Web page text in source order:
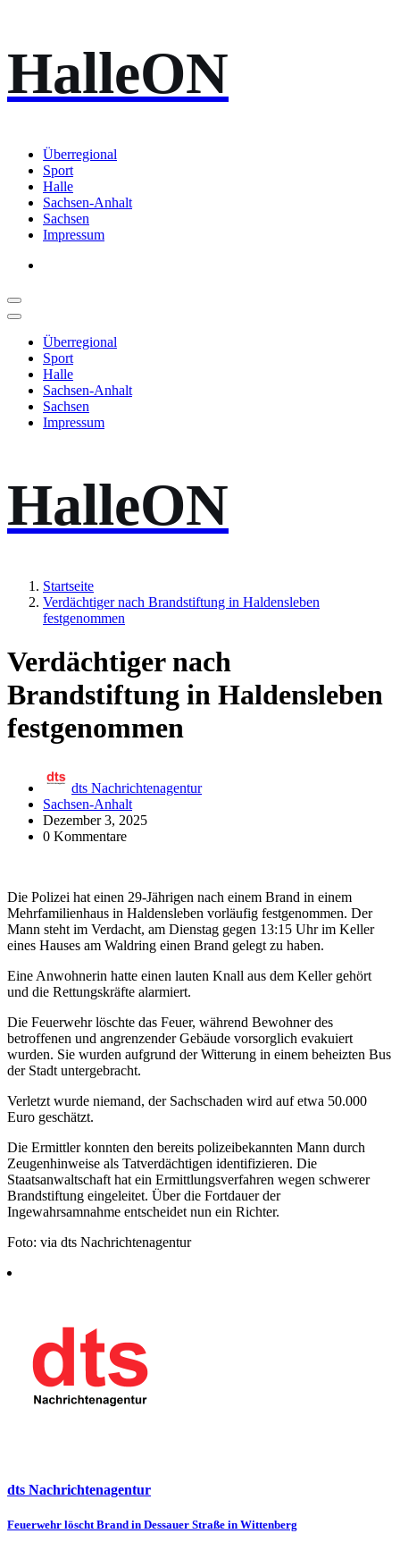
Inhalt
springen
HalleON
Überregional
Sport
Halle
Sachsen-Anhalt
Sachsen
Impressum
Überregional
Sport
Halle
Sachsen-Anhalt
Sachsen
Impressum
HalleON
Startseite
Verdächtiger nach Brandstiftung in Haldensleben
festgenommen
Verdächtiger nach
Brandstiftung in Haldensleben
festgenommen
dts Nachrichtenagentur
Sachsen-Anhalt
Dezember 3, 2025
0 Kommentare
Die Polizei hat einen 29-Jährigen nach einem Brand in einem
Mehrfamilienhaus in Haldensleben vorläufig festgenommen. Der
Mann steht im Verdacht, am Dienstag gegen 13:15 Uhr im Keller
eines Hauses am Waldring einen Brand gelegt zu haben.
Eine Anwohnerin hatte einen lauten Knall aus dem Keller gehört
und die Rettungskräfte alarmiert.
Die Feuerwehr löschte das Feuer, während Bewohner des
betroffenen und angrenzender Gebäude vorsorglich evakuiert
wurden. Sie wurden aufgrund der Witterung in einem beheizten Bus
der Stadt untergebracht.
Verletzt wurde niemand, der Sachschaden wird auf etwa 50.000
Euro geschätzt.
Die Ermittler konnten den bereits polizeibekannten Mann durch
Zeugenhinweise als Tatverdächtigen identifizieren. Die
Staatsanwaltschaft hat ein Ermittlungsverfahren wegen schwerer
Brandstiftung eingeleitet. Über die Fortdauer der
Ingewahrsamnahme entscheidet nun ein Richter.
Foto: via dts Nachrichtenagentur
dts Nachrichtenagentur
Beitragsnavigation
Feuerwehr löscht Brand in Dessauer Straße in Wittenberg